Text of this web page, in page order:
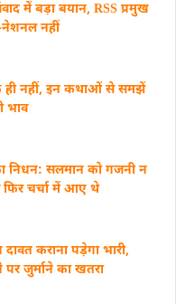
में बड़ा बयान, RSS प्रमुख
नहीं
ही नहीं, इन कथाओं से समझें
भाव
निधन: सलमान को गजनी न
फिर चर्चा में आए थे
कराना पड़ेगा भारी,
जुर्माने का खतरा